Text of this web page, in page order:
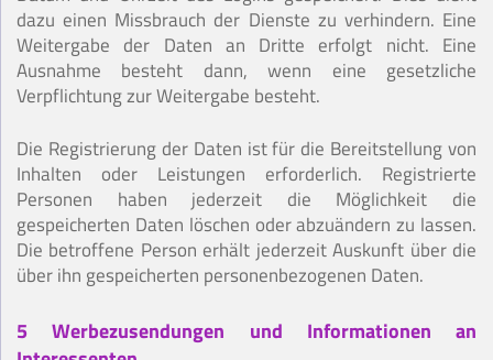
dazu einen Missbrauch der Dienste zu verhindern. Eine
Weitergabe der Daten an Dritte erfolgt nicht. Eine
Ausnahme besteht dann, wenn eine gesetzliche
Verpflichtung zur Weitergabe besteht.
Die Registrierung der Daten ist für die Bereitstellung von
Inhalten oder Leistungen erforderlich. Registrierte
Personen haben jederzeit die Möglichkeit die
gespeicherten Daten löschen oder abzuändern zu lassen.
Die betroffene Person erhält jederzeit Auskunft über die
über ihn gespeicherten personenbezogenen Daten.
5 Werbezusendungen und Informationen an